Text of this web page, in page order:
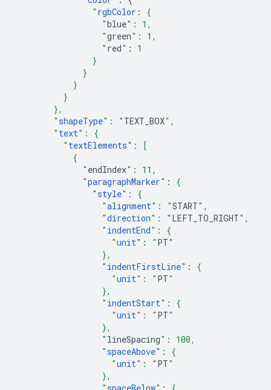
" rgbColor : {
                  "
blue": 1,
                  "
green": 1,
                  "
red": 1
                }
              }
            }
          }
        },
        "
shapeType": " TEXT_BOX",
        "
text": {
          "
textElements": [
            {
              "
endIndex": 11,
              "
paragraphMarker": {
                "
style": {
                  "
alignment": "START",
                  "
direction": " LEFT_TO_RIGHT",
                  "
indentEnd": {
                    "
unit": " PT"
                  },
                  "
indentFirstLine": {
                    "
unit": " PT"
                  },
                  "
indentStart": {
                    "
unit": " PT"
                  },
                  "
lineSpacing": 100,
                  "
spaceAbove": {
                    "
unit": " PT"
                  },